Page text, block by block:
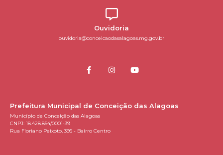
Ouvidoria
ouvidoria@conceicaodasalagoas.mg.gov.br
Prefeitura Municipal de Conceição das Alagoas
Município de Conceição das Alagoas
CNPJ: 18.428.854/0001-39
Rua Floriano Peixoto, 395 - Bairro Centro